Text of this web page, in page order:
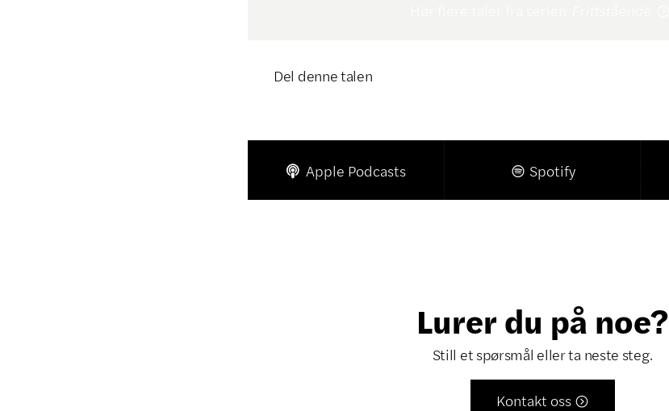
Del denne talen
 Apple Podcasts  Spotify
Lurer du på noe?
Still et spørsmål eller ta neste steg.
Kontakt oss 